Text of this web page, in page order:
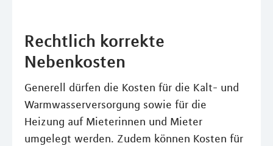
Rechtlich korrekte
Nebenkosten
Generell dürfen die Kosten für die Kalt- und
Warmwasserversorgung sowie für die
Heizung auf Mieterinnen und Mieter
umgelegt werden. Zudem können Kosten für